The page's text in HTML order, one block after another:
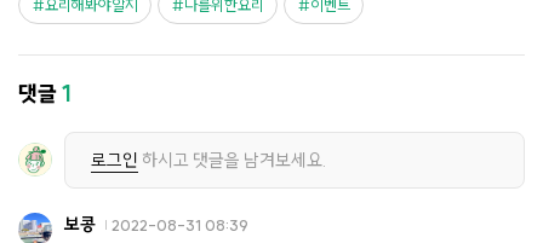
요리해봐야알지 나를위한요리 이벤트
댓글1
로그인 하시고 댓글을 남겨보세요.
보콩 2022-08-31 08:39